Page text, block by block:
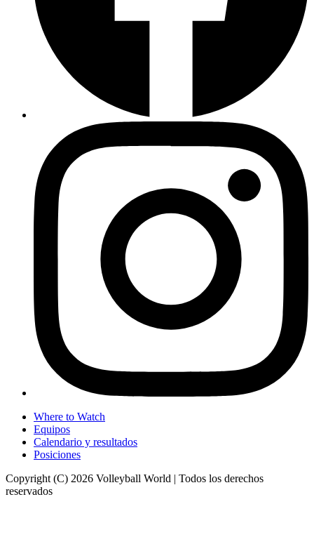
Where to Watch
Equipos
Calendario y resultados
Posiciones
Copyright (C) 2026 Volleyball World | Todos los derechos
reservados